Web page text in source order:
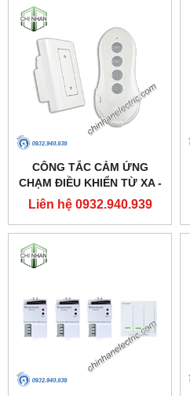
CÔNG TẮC CẢM ỨNG
CHẠM ĐIỀU KHIỂN TỪ XA -
DK2S(2 KÊNH) - KAWASAN
Liên hệ 0932.940.939